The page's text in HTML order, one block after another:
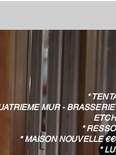
*
MUR -
*
* MAISON NOUVELLE
*